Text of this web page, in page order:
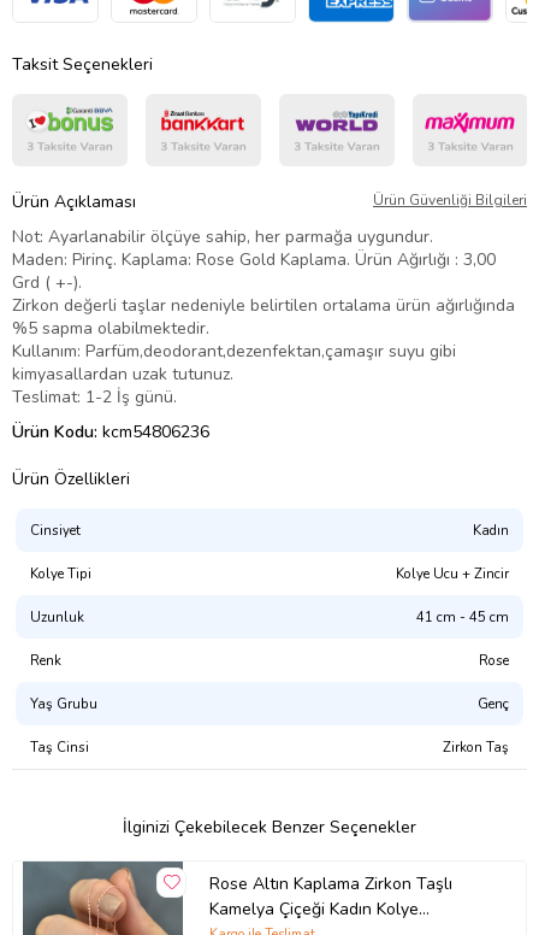
Taksit Seçenekleri
Ürün Açıklaması Ürün Güvenliği Bilgileri
Not: Ayarlanabilir ölçüye sahip, her parmağa uygundur.
Maden: Pirinç. Kaplama: Rose Gold Kaplama. Ürün Ağırlığı : 3,00
Grd ( +-).
Zirkon değerli taşlar nedeniyle belirtilen ortalama ürün ağırlığında
%5 sapma olabilmektedir.
Kullanım: Parfüm,deodorant,dezenfektan,çamaşır suyu gibi
kimyasallardan uzak tutunuz.
Teslimat: 1-2 İş günü.
Ürün Kodu: kcm54806236
Ürün Özellikleri
Cinsiyet Kadın
Kolye Tipi Kolye Ucu + Zincir
Uzunluk 41 cm - 45 cm
Renk Rose
Yaş Grubu Genç
Taş Cinsi Zirkon Taş
İlginizi Çekebilecek Benzer Seçenekler
Rose Altın Kaplama Zirkon Taşlı
Kamelya Çiçeği Kadın Kolye